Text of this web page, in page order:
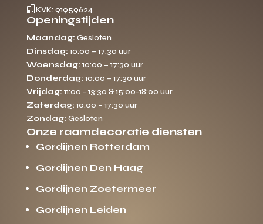
 KVK: 91959624
Openingstijden
Maandag: Gesloten
Dinsdag: 10:00 – 17:30 uur
Woensdag: 10:00 – 17:30 uur
Donderdag: 10:00 – 17:30 uur
Vrijdag: 11:00 - 13:30 & 15:00-18:00 uur
Zaterdag: 10:00 – 17:30 uur
Zondag: Gesloten
Onze raamdecoratie diensten
Gordijnen Rotterdam
Gordijnen Den Haag
Gordijnen Zoetermeer
Gordijnen Leiden